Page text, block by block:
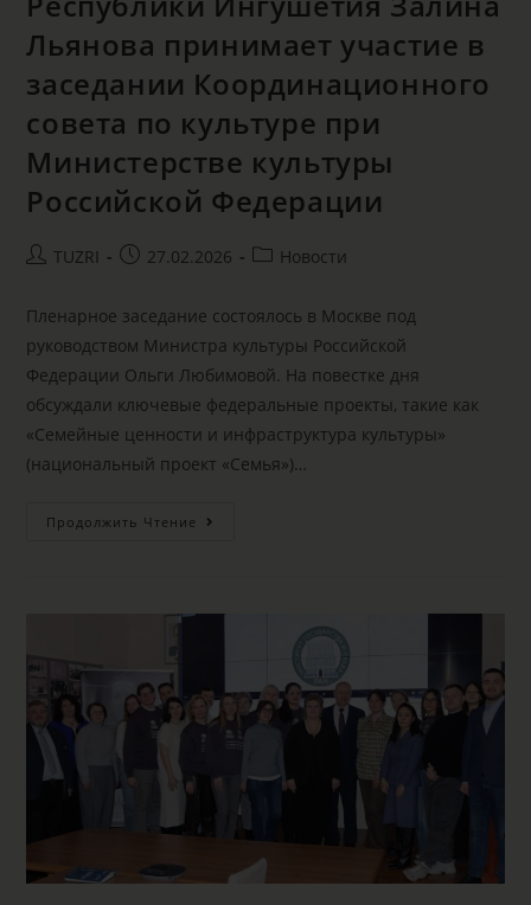
Льянова принимает участие в
заседании Координационного
совета по культуре при
Министерстве культуры
Российской Федерации
TUZRI 27.02.2026 Новости
Пленарное заседание состоялось в Москве под
руководством Министра культуры Российской
Федерации Ольги Любимовой. На повестке дня
обсуждали ключевые федеральные проекты, такие как
«Семейные ценности и инфраструктура культуры»
(национальный проект «Семья»)…
Продолжить Чтение